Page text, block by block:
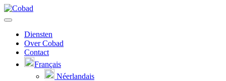
Diensten
Over Cobad
Contact
Français
Néerlandais